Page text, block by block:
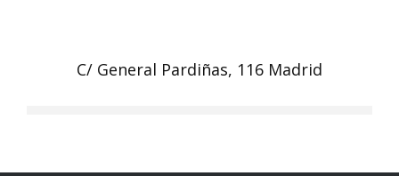
C/ General Pardiñas, 116 Madrid